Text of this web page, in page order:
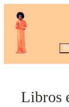
Libros